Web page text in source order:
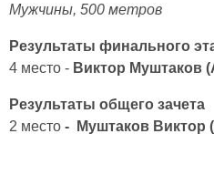
Мужчины, 500 метров
Результаты финального
4 место - Виктор Муштаков
Результаты общего зачета
2 место - Муштаков Виктор